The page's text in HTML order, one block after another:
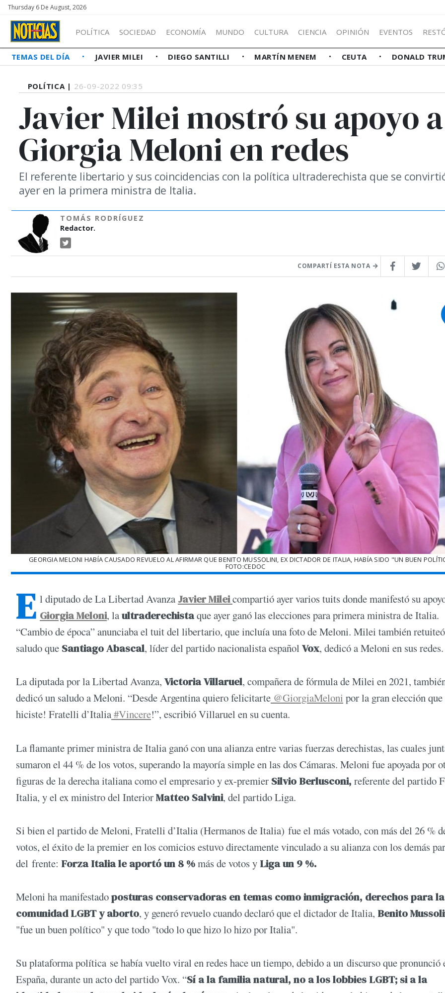
Thursday 6 De August, 2026
POLÍTICA SOCIEDAD ECONOMÍA MUNDO CULTURA CIENCIA OPINIÓN EVENTOS
TEMAS DEL DÍA JAVIER MILEI DIEGO SANTILLI MARTÍN MENEM CEUTA DONALD
POLÍTICA | 26-09-2022 09:35
Javier Milei mostró su apoyo a
Giorgia Meloni en redes
El referente libertario y sus coincidencias con la política ultraderechista que se
ayer en la primera ministra de Italia.
TOMÁS RODRÍGUEZ
Redactor.
COMPARTÍ ESTA NOTA
GEORGIA MELONI HABÍA CAUSADO REVUELO AL AFIRMAR QUE BENITO MUSSOLINI, EX DICTADOR DE ITALIA, HABÍA SIDO "UN BUEN
FOTO:CEDOC
E l diputado de La Libertad Avanza Javier Mileicompartió ayer varios tuits donde manifestó su
Giorgia Meloni, laultraderechistaque ayer ganó las elecciones para primera ministra de Italia.
“Cambio de época” anunciaba el tuit del libertario, que incluía una foto de Meloni. Milei también
saludo que Santiago Abascal, líder del partido nacionalista español Vox, dedicó a Meloni en sus redes.
La diputada por la Libertad Avanza, Victoria Villaruel, compañera de fórmula de Milei en 2021,
dedicó un saludo a Meloni. “Desde Argentina quiero felicitarte @GiorgiaMeloni por la gran elección que
hiciste! Fratelli d’Italia#Vincere!”, escribió Villaruel en su cuenta.
La flamante primer ministra de Italia ganó con una alianza entre varias fuerzas derechistas, las cuales
sumaron el 44 % de los votos, superando la mayoría simple en las dos Cámaras. Meloni fue apoyada por
figuras de la derecha italiana como el empresario y ex-premier Silvio Berlusconi, referente del partido
Italia, y el ex ministro del InteriorMatteo Salvini, del partido Liga.
Si bien el partido de Meloni, Fratelli d’Italia (Hermanos de Italia) fue el más votado, con más del 26 %
votos, el éxito de la premier en los comicios estuvo directamente vinculado a su alianza con los demás
del frente: Forza Italia le aportó un 8 %más de votos y Liga un 9 %.
Meloni ha manifestadoposturas conservadoras en temas como inmigración, derechos para la
comunidad LGBT y aborto, y generó revuelo cuando declaró que el dictador de Italia, Benito
"fue un buen político" y que todo "todo lo que hizo lo hizo por Italia".
Su plataforma política se había vuelto viral en redes hace un tiempo, debido a un discurso que pronunció
España, durante un acto del partido Vox. “Sí a la familia natural, no a los lobbies LGBT; si a la